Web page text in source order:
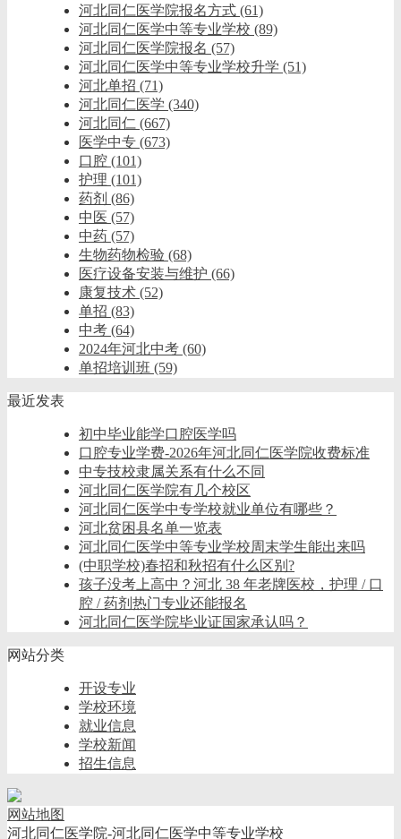
河北同仁医学院报名方式 (61)
河北同仁医学中等专业学校 (89)
河北同仁医学院报名 (57)
河北同仁医学中等专业学校升学 (51)
河北单招 (71)
河北同仁医学 (340)
河北同仁 (667)
医学中专 (673)
口腔 (101)
护理 (101)
药剂 (86)
中医 (57)
中药 (57)
生物药物检验 (68)
医疗设备安装与维护 (66)
康复技术 (52)
单招 (83)
中考 (64)
2024年河北中考 (60)
单招培训班 (59)
最近发表
初中毕业能学口腔医学吗
口腔专业学费-2026年河北同仁医学院收费标准
中专技校隶属关系有什么不同
河北同仁医学院有几个校区
河北同仁医学中专学校就业单位有哪些？
河北贫困县名单一览表
河北同仁医学中等专业学校周末学生能出来吗
(中职学校)春招和秋招有什么区别?
孩子没考上高中？河北 38 年老牌医校，护理 / 口
腔 / 药剂热门专业还能报名
河北同仁医学院毕业证国家承认吗？
网站分类
开设专业
学校环境
就业信息
学校新闻
招生信息
网站地图
河北同仁医学院-河北同仁医学中等专业学校